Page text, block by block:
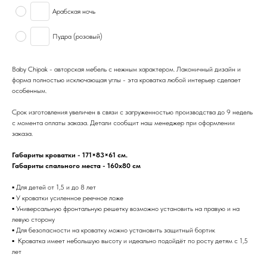
Арабская ночь
Пудра (розовый)
Baby Chipak - авторская мебель с нежным характером. Лаконичный дизайн и
форма полностью исключающая углы - эта кроватка любой интерьер сделает
особенным.⁣⁣⠀
Срок изготовления увеличен в связи с загруженностью производства до 9 недель
с момента оплаты заказа. Детали сообщит наш менеджер при оформлении
заказа.
Габариты кроватки - 171×83×61 см.
Габариты спального места - 160х80 см
▪ Для детей от 1,5 и до 8 лет⁣⁣
▪ У кроватки усиленное реечное ложе
▪ Универсальную фронтальную решетку возможно установить на правую и на
левую сторону
▪ Для безопасности на кроватку можно установить защитный бортик⁣⁣⠀
▪ ⁣⁣ Кроватка имеет небольшую высоту и идеально подойдёт по росту детям с 1,5
лет